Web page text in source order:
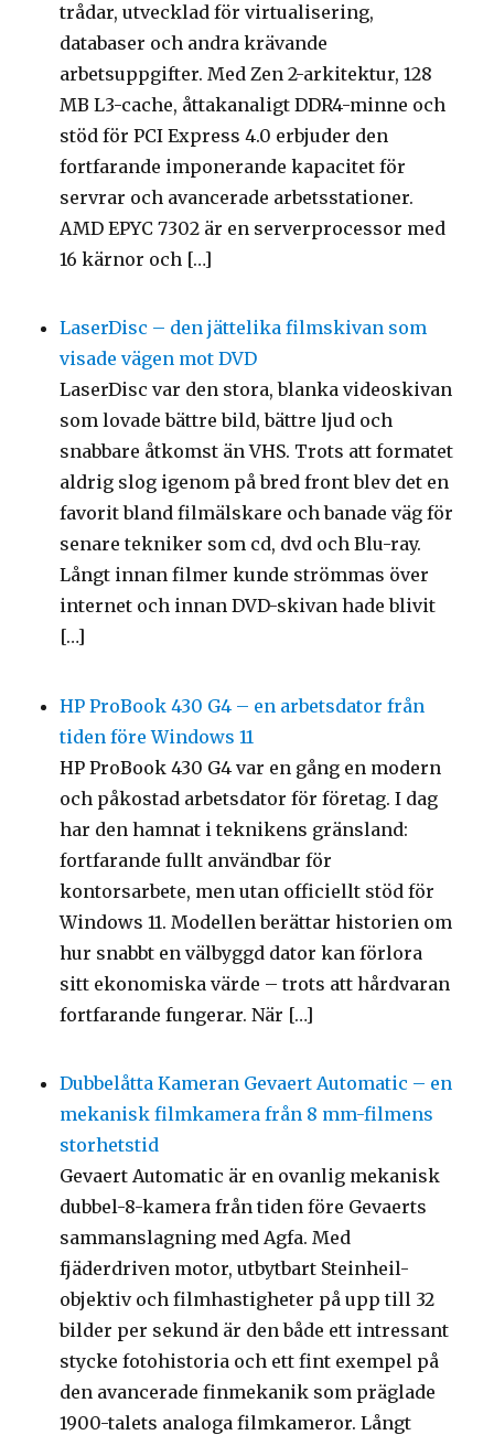
trådar, utvecklad för virtualisering,
databaser och andra krävande
arbetsuppgifter. Med Zen 2-arkitektur, 128
MB L3-cache, åttakanaligt DDR4-minne och
stöd för PCI Express 4.0 erbjuder den
fortfarande imponerande kapacitet för
servrar och avancerade arbetsstationer.
AMD EPYC 7302 är en serverprocessor med
16 kärnor och […]
LaserDisc – den jättelika filmskivan som
visade vägen mot DVD
LaserDisc var den stora, blanka videoskivan
som lovade bättre bild, bättre ljud och
snabbare åtkomst än VHS. Trots att formatet
aldrig slog igenom på bred front blev det en
favorit bland filmälskare och banade väg för
senare tekniker som cd, dvd och Blu-ray.
Långt innan filmer kunde strömmas över
internet och innan DVD-skivan hade blivit
[…]
HP ProBook 430 G4 – en arbetsdator från
tiden före Windows 11
HP ProBook 430 G4 var en gång en modern
och påkostad arbetsdator för företag. I dag
har den hamnat i teknikens gränsland:
fortfarande fullt användbar för
kontorsarbete, men utan officiellt stöd för
Windows 11. Modellen berättar historien om
hur snabbt en välbyggd dator kan förlora
sitt ekonomiska värde – trots att hårdvaran
fortfarande fungerar. När […]
Dubbelåtta Kameran Gevaert Automatic – en
mekanisk filmkamera från 8 mm-filmens
storhetstid
Gevaert Automatic är en ovanlig mekanisk
dubbel-8-kamera från tiden före Gevaerts
sammanslagning med Agfa. Med
fjäderdriven motor, utbytbart Steinheil-
objektiv och filmhastigheter på upp till 32
bilder per sekund är den både ett intressant
stycke fotohistoria och ett fint exempel på
den avancerade finmekanik som präglade
1900-talets analoga filmkameror. Långt